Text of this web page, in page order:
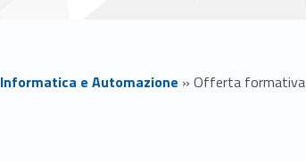
e Automazione » Offerta formativa